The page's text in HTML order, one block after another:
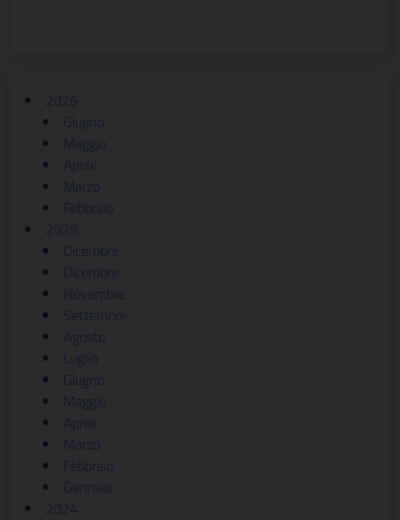
2026
Giugno
Maggio
Aprile
Marzo
Febbraio
2025
Dicembre
Dicembre
Novembre
Settembre
Agosto
Luglio
Giugno
Maggio
Aprile
Marzo
Febbraio
Gennaio
2024